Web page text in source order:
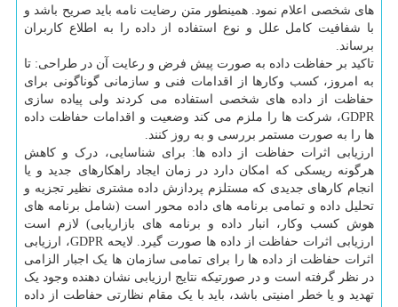
های شخصی اعلام نمود. همینطور متن رضایت نامه باید صریح باشد و
با شفافیت کامل علل و نوع استفاده از داده را به اطلاع کاربران
برساند.
تاکید بر حفاظت داده به صورت پیش فرض و رعایت آن در طراحی: تا
به امروز، کسب وکارها از اقدامات فنی و سازمانی گوناگونی برای
حفاظت از داده های شخصی استفاده می کردند ولی پیاده سازی
GDPR، شرکت ها را ملزم می کند وضعیت و اقدامات حفاظت داده
ها را به صورت مستمر بررسی و به روز کنند.
ارزیابی اثرات حفاظت از داده ها: برای شناسایی، درک و کاهش
هرگونه ریسکی که امکان دارد در زمان ایجاد راهکارهای جدید و یا
انجام کارهای جدیدی که مستلزم پردازش داده مشتری نظیر تجزیه و
تحلیل داده و تمامی برنامه های داده محور است (شامل برنامه های
هوش کسب وکار، انبار داده و برنامه های بازاریابی) لازم است
ارزیابی اثرات حفاظت از داده ها صورت گیرد. لایحه GDPR، ارزیابی
اثرات حفاظت از داده ها را برای تمامی سازمان ها یک اجبار الزامی
در نظر گرفته است و در صورتیکه نتایج ارزیابی نشان دهنده وجود یک
تهدید و یا خطر امنیتی باشد، باید با یک مقام نظارتی حفاطت از داده